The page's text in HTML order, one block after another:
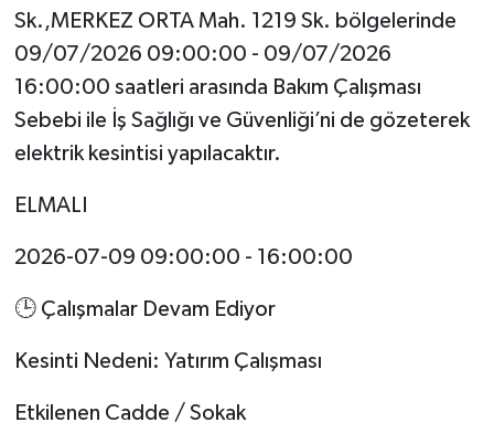
Sk.,MERKEZ ORTA Mah. 1219 Sk. bölgelerinde
09/07/2026 09:00:00 - 09/07/2026
16:00:00 saatleri arasında Bakım Çalışması
Sebebi ile İş Sağlığı ve Güvenliği’ni de gözeterek
elektrik kesintisi yapılacaktır.
ELMALI
2026-07-09 09:00:00 - 16:00:00
🕒 Çalışmalar Devam Ediyor
Kesinti Nedeni: Yatırım Çalışması
Etkilenen Cadde / Sokak